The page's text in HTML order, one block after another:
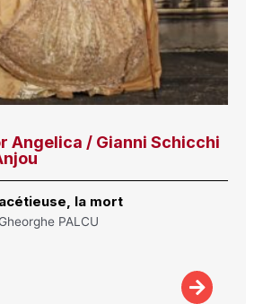
Angelica / Gianni Schicchi
la mort
PALCU